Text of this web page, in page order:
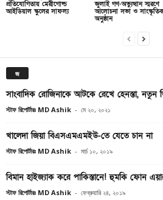
প্রতিযোগিতায় মেরীগোল্ড
আইডিয়াল স্কুলের সাফল্য
জুলাই গণ-অভ্যুত্থান স্মরণে
আলোচনা সভা ও
অনুষ্ঠান
জ
সাংবাদিক রোজিনাকে আটকে রেখে হেনস্তা, নতুন
স্টাফ রিপোর্টারঃ MD Ashik - মে ২০, ২০২১
খালেদা জিয়া বিএসএমএমইউ-তে যেতে চান না
স্টাফ রিপোর্টারঃ MD Ashik - মার্চ ১০, ২০১৯
বিমান হাইজ্যাক করে পাকিস্তানে! হুমকি ফোন
স্টাফ রিপোর্টারঃ MD Ashik - ফেব্রুয়ারি ২৪, ২০১৯